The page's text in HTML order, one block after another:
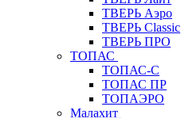
ТВЕРЬ Аэро
ТВЕРЬ Classic
ТВЕРЬ ПРО
ТОПАС
ТОПАС-С
ТОПАС ПР
ТОПАЭРО
Малахит